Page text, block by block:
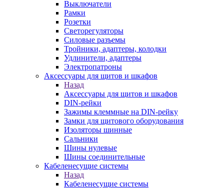
Выключатели
Рамки
Розетки
Светорегуляторы
Силовые разъемы
Тройники, адаптеры, колодки
Удлинители, адаптеры
Электропатроны
Аксессуары для щитов и шкафов
Назад
Аксессуары для щитов и шкафов
DIN-рейки
Зажимы клеммные на DIN-рейку
Замки для щитового оборудования
Изоляторы шинные
Сальники
Шины нулевые
Шины соединительные
Кабеленесущие системы
Назад
Кабеленесущие системы